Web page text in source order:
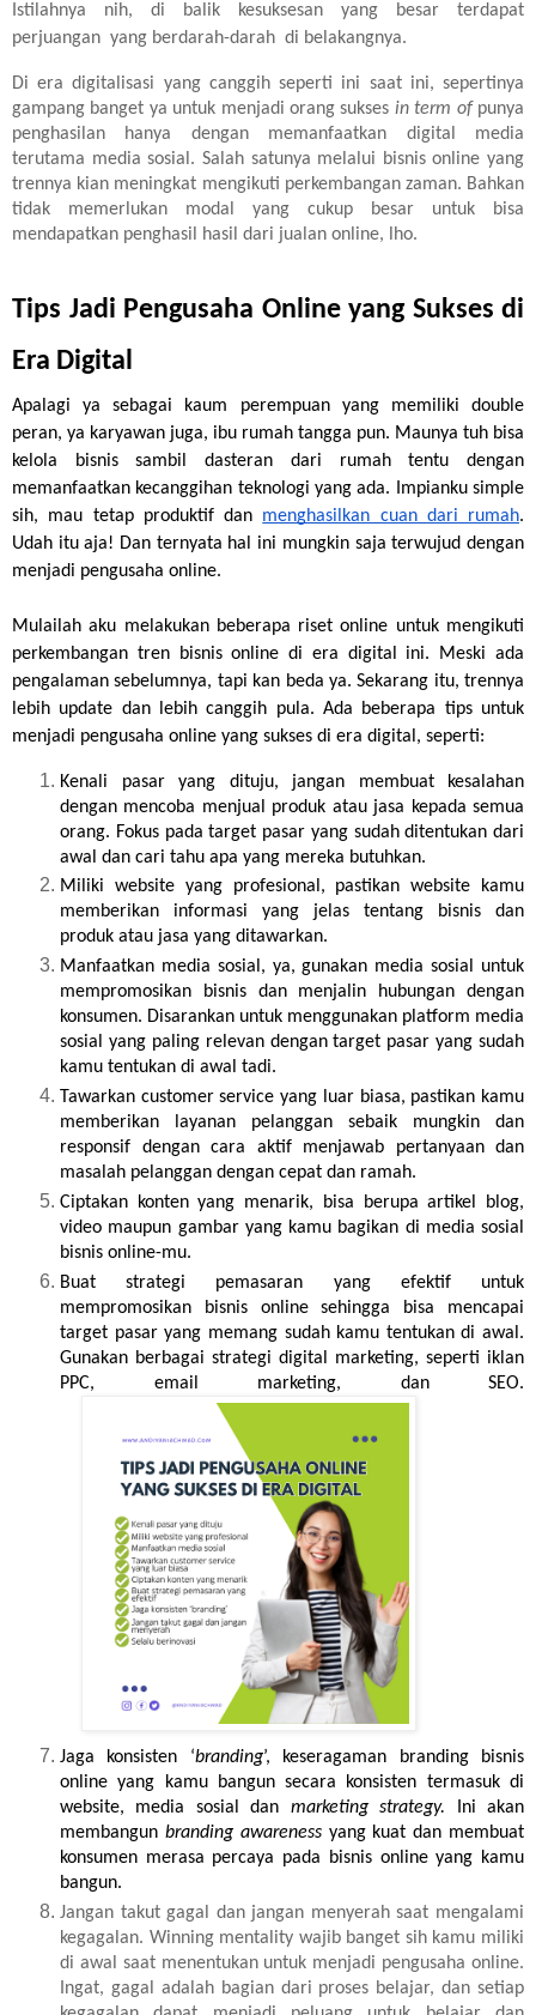
Istilahnya nih, di balik kesuksesan yang besar terdapat
perjuangan yang berdarah-darah di belakangnya.
Di era digitalisasi yang canggih seperti ini saat ini, sepertinya
gampang banget ya untuk menjadi orang sukses in term of punya
penghasilan hanya dengan memanfaatkan digital media
terutama media sosial. Salah satunya melalui bisnis online yang
trennya kian meningkat mengikuti perkembangan zaman. Bahkan
tidak memerlukan modal yang cukup besar untuk bisa
mendapatkan penghasil hasil dari jualan online, lho.
Tips Jadi Pengusaha Online yang Sukses di
Era Digital
Apalagi ya sebagai kaum perempuan yang memiliki double
peran, ya karyawan juga, ibu rumah tangga pun. Maunya tuh bisa
kelola bisnis sambil dasteran dari rumah tentu dengan
memanfaatkan kecanggihan teknologi yang ada. Impianku simple
sih, mau tetap produktif dan menghasilkan cuan dari rumah.
Udah itu aja! Dan ternyata hal ini mungkin saja terwujud dengan
menjadi pengusaha online.
Mulailah aku melakukan beberapa riset online untuk mengikuti
perkembangan tren bisnis online di era digital ini. Meski ada
pengalaman sebelumnya, tapi kan beda ya. Sekarang itu, trennya
lebih update dan lebih canggih pula. Ada beberapa tips untuk
menjadi pengusaha online yang sukses di era digital, seperti:
Kenali pasar yang dituju, jangan membuat kesalahan
dengan mencoba menjual produk atau jasa kepada semua
orang. Fokus pada target pasar yang sudah ditentukan dari
awal dan cari tahu apa yang mereka butuhkan.
Miliki website yang profesional, pastikan website kamu
memberikan informasi yang jelas tentang bisnis dan
produk atau jasa yang ditawarkan.
Manfaatkan media sosial, ya, gunakan media sosial untuk
mempromosikan bisnis dan menjalin hubungan dengan
konsumen. Disarankan untuk menggunakan platform media
sosial yang paling relevan dengan target pasar yang sudah
kamu tentukan di awal tadi.
Tawarkan customer service yang luar biasa, pastikan kamu
memberikan layanan pelanggan sebaik mungkin dan
responsif dengan cara aktif menjawab pertanyaan dan
masalah pelanggan dengan cepat dan ramah.
Ciptakan konten yang menarik, bisa berupa artikel blog,
video maupun gambar yang kamu bagikan di media sosial
bisnis online-mu.
Buat strategi pemasaran yang efektif untuk
mempromosikan bisnis online sehingga bisa mencapai
target pasar yang memang sudah kamu tentukan di awal.
Gunakan berbagai strategi digital marketing, seperti iklan
PPC, email marketing, dan SEO.
Jaga konsisten ‘branding’, keseragaman branding bisnis
online yang kamu bangun secara konsisten termasuk di
website, media sosial dan marketing strategy. Ini akan
membangun branding awareness yang kuat dan membuat
konsumen merasa percaya pada bisnis online yang kamu
bangun.
Jangan takut gagal dan jangan menyerah saat mengalami
kegagalan. Winning mentality wajib banget sih kamu miliki
di awal saat menentukan untuk menjadi pengusaha online.
Ingat, gagal adalah bagian dari proses belajar, dan setiap